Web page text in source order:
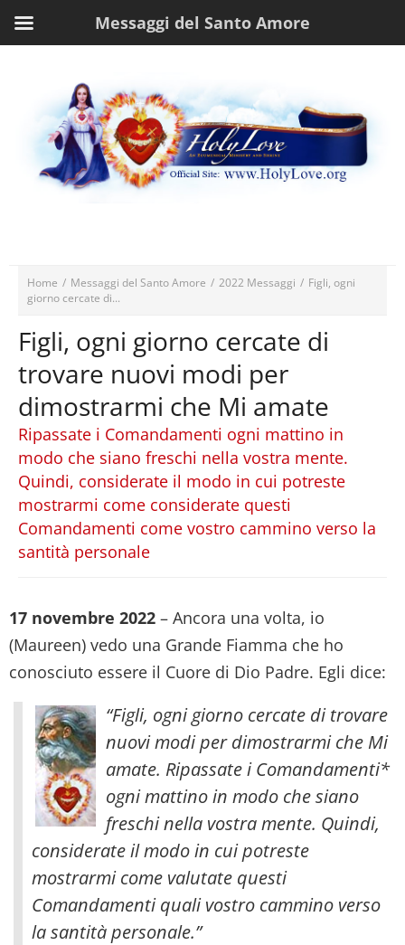
Home / Messaggi del Santo Amore / 2022 Messaggi / Figli, ogni
giorno cercate di...
Figli, ogni giorno cercate di
trovare nuovi modi per
dimostrarmi che Mi amate
Ripassate i Comandamenti ogni mattino in
modo che siano freschi nella vostra mente.
Quindi, considerate il modo in cui potreste
mostrarmi come considerate questi
Comandamenti come vostro cammino verso la
santità personale
17 novembre 2022 – Ancora una volta, io
(Maureen) vedo una Grande Fiamma che ho
conosciuto essere il Cuore di Dio Padre. Egli dice:
“Figli, ogni giorno cercate di trovare
nuovi modi per dimostrarmi che Mi
amate. Ripassate i Comandamenti*
ogni mattino in modo che siano
freschi nella vostra mente. Quindi,
considerate il modo in cui potreste
mostrarmi come valutate questi
Comandamenti quali vostro cammino verso
la santità personale.”
Messaggi del Santo Amore